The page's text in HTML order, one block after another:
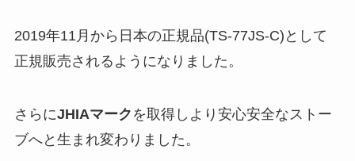
2019年11月から日本の正規品(TS-77JS-C)として
正規販売されるようになりました。
さらにJHIAマーク を取得しより安心安全なストー
ブへと生まれ変わりました。